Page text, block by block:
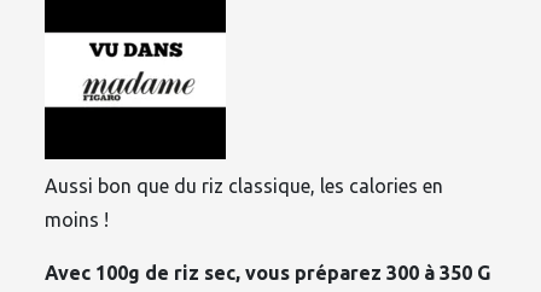
Aussi bon que du riz classique, les calories en
moins !
Avec 100g de riz sec, vous préparez 300 à 350 G